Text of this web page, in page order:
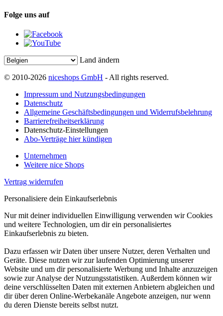
Folge uns auf
Land ändern
© 2010-2026 niceshops GmbH - All rights reserved.
Impressum und Nutzungsbedingungen
Datenschutz
Allgemeine Geschäftsbedingungen und Widerrufsbelehrung
Barrierefreiheitserklärung
Datenschutz-Einstellungen
Abo-Verträge hier kündigen
Unternehmen
Weitere nice Shops
Vertrag widerrufen
Personalisiere dein Einkaufserlebnis
Nur mit deiner individuellen Einwilligung verwenden wir Cookies
und weitere Technologien, um dir ein personalisiertes
Einkaufserlebnis zu bieten.
Dazu erfassen wir Daten über unsere Nutzer, deren Verhalten und
Geräte. Diese nutzen wir zur laufenden Optimierung unserer
Website und um dir personalisierte Werbung und Inhalte anzuzeigen
sowie zur Analyse der Nutzungsstatistiken. Außerdem können wir
deine verschlüsselten Daten mit externen Anbietern abgleichen und
dir über deren Online-Werbekanäle Angebote anzeigen, nur wenn
du deren Dienste bereits selbst nutzt.